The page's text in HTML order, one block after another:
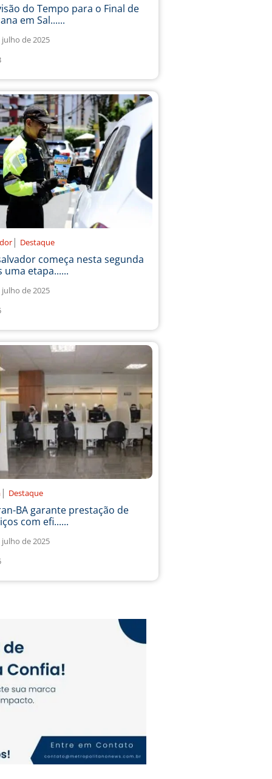
do Tempo para o Final de
em Sal......
julho de 2025
| Destaque
começa nesta segunda
uma etapa......
julho de 2025
| Destaque
BA garante prestação de
com efi......
julho de 2025